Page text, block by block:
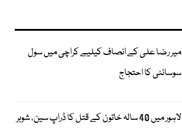
میر رضا علی کے انصاف کیلیے کراچی میں سول
سوسائٹی کا احتجاج
لاہور میں 40 سالہ خاتون کے قتل کا ڈراپ سین، شوہر